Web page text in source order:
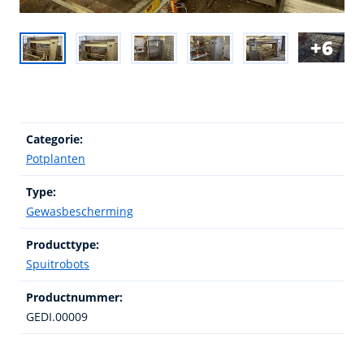
6
Categorie:
Potplanten
Type:
Gewasbescherming
Producttype:
Spuitrobots
Productnummer:
GEDI.00009